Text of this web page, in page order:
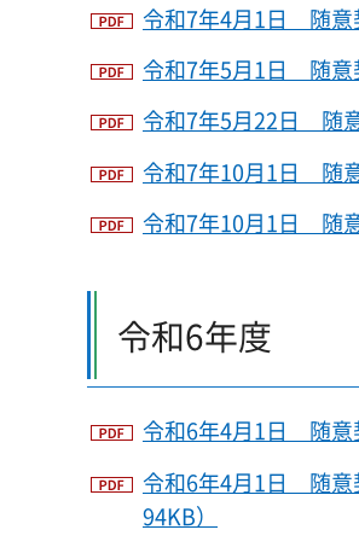
令和7年4月1日 随意
令和7年5月1日 随意
令和7年5月22日 随
令和7年10月1日 随
令和7年10月1日 随
令和6年度
令和6年4月1日 随意
令和6年4月1日 随意
94KB）